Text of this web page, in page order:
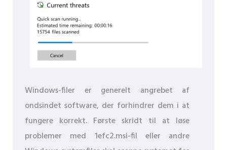
Windows-filer er generelt angrebet af
ondsindet software, der forhindrer dem i at
fungere korrekt. Første skridt til at løse
problemer med 1efc2.msi-fil eller andre